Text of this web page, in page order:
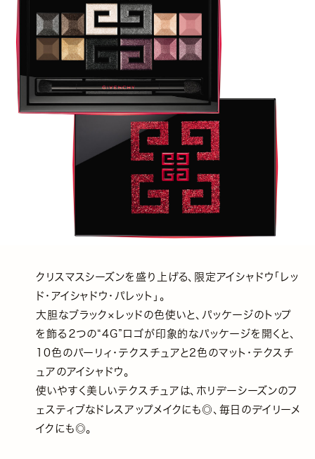
クリスマスシーズンを盛り上げる、限定アイシャドウ「レッ
ド・アイシャドウ・パレット」。
大胆なブラック×レッドの色使いと、パッケージのトップ
を飾る２つの“4G”ロゴが印象的なパッケージを開くと、
10色のパーリィ・テクスチュアと2色のマット・テクスチ
ュアのアイシャドウ。
使いやすく美しいテクスチュアは、ホリデーシーズンのフ
ェスティブなドレスアップメイクにも◎、毎日のデイリーメ
イクにも◎。